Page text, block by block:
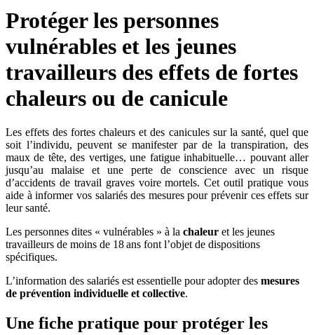
Protéger les personnes
vulnérables et les jeunes
travailleurs des effets de fortes
chaleurs ou de canicule
Les effets des fortes chaleurs et des canicules sur la santé, quel que
soit l’individu, peuvent se manifester par de la transpiration, des
maux de tête, des vertiges, une fatigue inhabituelle… pouvant aller
jusqu’au malaise et une perte de conscience avec un risque
d’accidents de travail graves voire mortels. Cet outil pratique vous
aide à informer vos salariés des mesures pour prévenir ces effets sur
leur santé.
Les personnes dites « vulnérables » à la chaleur et les jeunes
travailleurs de moins de 18 ans font l’objet de dispositions
spécifiques.
L’information des salariés est essentielle pour adopter des mesures
de prévention individuelle et collective.
Une fiche pratique pour protéger les